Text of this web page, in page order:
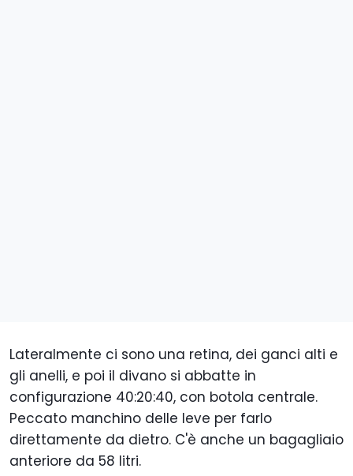
Lateralmente ci sono una retina, dei ganci alti e
gli anelli, e poi il divano si abbatte in
configurazione 40:20:40, con botola centrale.
Peccato manchino delle leve per farlo
direttamente da dietro. C'è anche un bagagliaio
anteriore da 58 litri.